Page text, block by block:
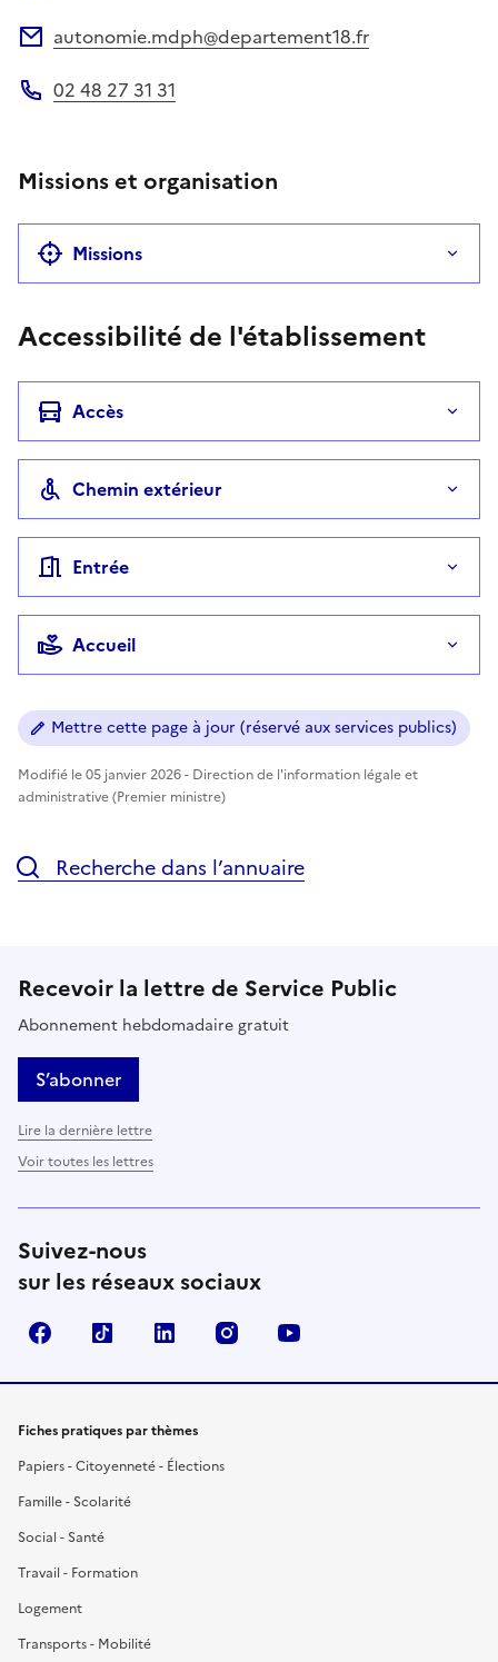
autonomie.mdph@departement18.fr
02 48 27 31 31
Missions et organisation
Missions
Accessibilité de l'établissement
Accès
Chemin extérieur
Entrée
Accueil
Mettre cette page à jour (réservé aux services publics)
Modifié le 05 janvier 2026 - Direction de l'information légale et
administrative (Premier ministre)
Recherche dans l’annuaire
Recevoir la lettre de Service Public
Abonnement hebdomadaire gratuit
S’abonner
Lire la dernière lettre
Voir toutes les lettres
Suivez-nous
sur les réseaux sociaux
FacebookTikTok LinkedIn Instagram
Fiches pratiques par thèmes
Papiers - Citoyenneté - Élections
Famille - Scolarité
Social - Santé
Travail - Formation
Logement
Transports - Mobilité